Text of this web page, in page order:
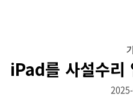
iPad를 사설수리